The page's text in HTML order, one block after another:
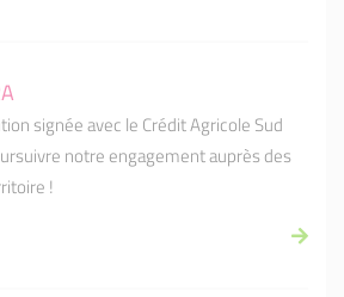
signée avec le Crédit Agricole Sud
notre engagement auprès des
!